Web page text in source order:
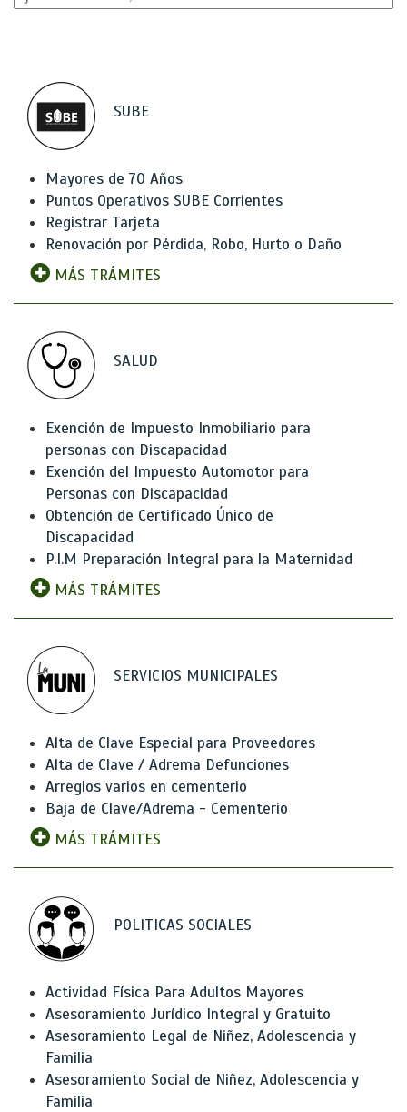
SUBE
Mayores de 70 Años
Puntos Operativos SUBE Corrientes
Registrar Tarjeta
Renovación por Pérdida, Robo, Hurto o Daño
MÁS TRÁMITES
SALUD
Exención de Impuesto Inmobiliario para
personas con Discapacidad
Exención del Impuesto Automotor para
Personas con Discapacidad
Obtención de Certificado Único de
Discapacidad
P.I.M Preparación Integral para la Maternidad
MÁS TRÁMITES
SERVICIOS MUNICIPALES
Alta de Clave Especial para Proveedores
Alta de Clave / Adrema Defunciones
Arreglos varios en cementerio
Baja de Clave/Adrema - Cementerio
MÁS TRÁMITES
POLITICAS SOCIALES
Actividad Física Para Adultos Mayores
Asesoramiento Jurídico Integral y Gratuito
Asesoramiento Legal de Niñez, Adolescencia y
Familia
Asesoramiento Social de Niñez, Adolescencia y
Familia